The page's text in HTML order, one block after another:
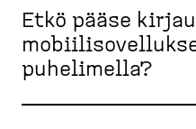
Etkö pääse
puhelimella?